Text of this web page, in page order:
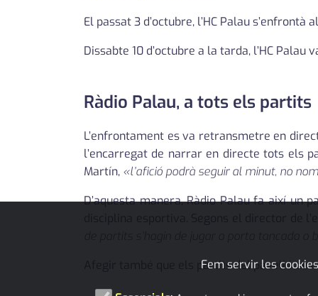
El passat 3 d’octubre, l’HC Palau
Dissabte 10 d’octubre a la tarda, l’HC
Ràdio Palau, a tots els partits
L’enfrontament es va retransmetre en
l’encarregat de narrar en directe tots els
Martín, «l’afició podrà seguir al minut, no
D’aquesta manera, Ràdio Palau fa així un
de partits s’hagin de jugar a porta tancada
Afegir també que els partits del pavelló de
Fem servir les